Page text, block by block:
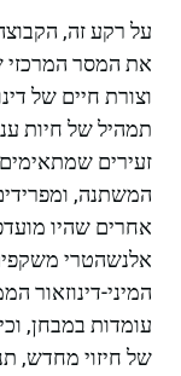
על רקע זה,
את המסר המרכזי
וצורת חיים של
תמהיל של חיות
זעירים
המשתנה,
אחרים שהיו
אלנשהטרי
המיני-דינוזאור
עומדות במבחן,
של חיזוי מחדש,